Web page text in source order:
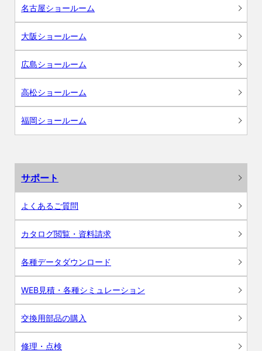
名古屋ショールーム
大阪ショールーム
広島ショールーム
高松ショールーム
福岡ショールーム
サポート
よくあるご質問
カタログ閲覧・資料請求
各種データダウンロード
WEB見積・各種シミュレーション
交換用部品の購入
修理・点検